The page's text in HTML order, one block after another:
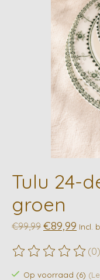
Tulu 24-
groen
€99,99 €89,99 Incl.
De beoordeling van
(0)
Op voorraad (6)